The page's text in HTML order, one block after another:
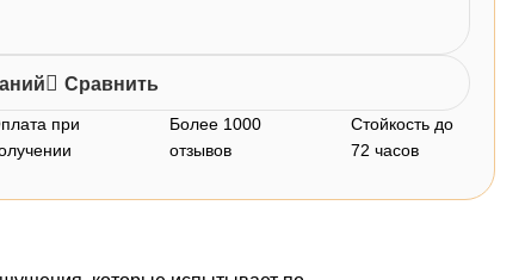
Сравнить
при
Более 1000
отзывов
Стойкость до
72 часов